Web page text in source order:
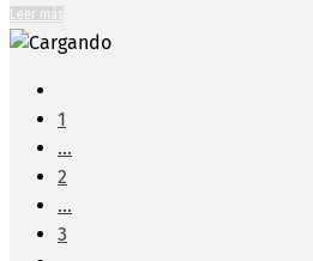
Leer más
1
...
2
...
3